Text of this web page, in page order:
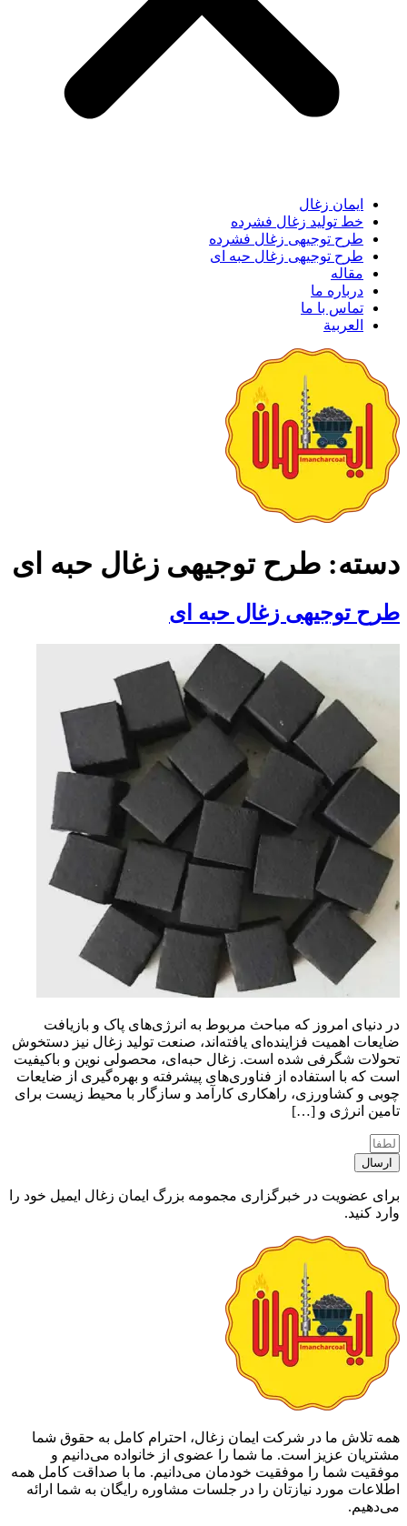
ایمان زغال
خط تولید زغال فشرده
طرح توجیهی زغال فشرده
طرح توجیهی زغال حبه ای
مقاله
درباره ما
تماس با ما
العربية
دسته: طرح توجیهی زغال حبه ای
طرح توجیهی زغال حبه ای
در دنیای امروز که مباحث مربوط به انرژی‌های پاک و بازیافت
ضایعات اهمیت فزاینده‌ای یافته‌اند، صنعت تولید زغال نیز دستخوش
تحولات شگرفی شده است. زغال حبه‌ای، محصولی نوین و باکیفیت
است که با استفاده از فناوری‌های پیشرفته و بهره‌گیری از ضایعات
چوبی و کشاورزی، راهکاری کارآمد و سازگار با محیط زیست برای
تامین انرژی و […]
ارسال
برای عضویت در خبرگزاری مجمومه بزرگ ایمان زغال ایمیل خود را
وارد کنید.
همه تلاش ما در شرکت ایمان زغال، احترام کامل به حقوق شما
مشتریان عزیز است. ما شما را عضوی از خانواده می‌دانیم و
موفقیت شما را موفقیت خودمان می‌دانیم. ما با صداقت کامل همه
اطلاعات مورد نیازتان را در جلسات مشاوره رایگان به شما ارائه
می‌دهیم.